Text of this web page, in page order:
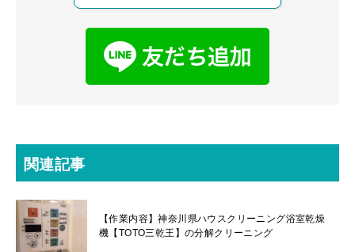
関連記事
【作業内容】神奈川県ハウスクリーニング浴室乾燥
機【TOTO三乾王】の分解クリーニング